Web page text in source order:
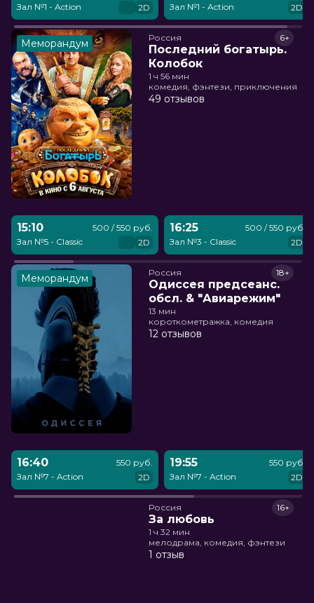
Зал №1 - Action
2D
Зал №1 - Action
2D
Меморандум Россия
Последний богатырь.
Колобок
6+
1 ч 56 мин
комедия, фэнтези, приключения
49 отзывов
15:10
Зал №5 - Classic
500 / 550 руб.
2D
16:25
Зал №3 - Classic
500 / 550 руб.
2D
Меморандум Россия
Одиссея предсеанс.
обсл. & "Авиарежим"
18+
13 мин
короткометражка, комедия
12 отзывов
16:40
Зал №7 - Action
550 руб.
2D
19:55
Зал №7 - Action
550 руб.
2D
Россия
За любовь
16+
1 ч 32 мин
мелодрама, комедия, фэнтези
1 отзыв